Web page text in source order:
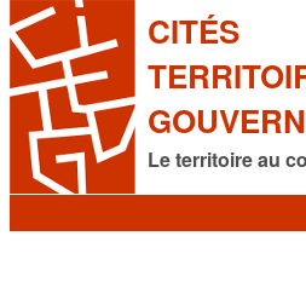
CITÉS
Le territoire au